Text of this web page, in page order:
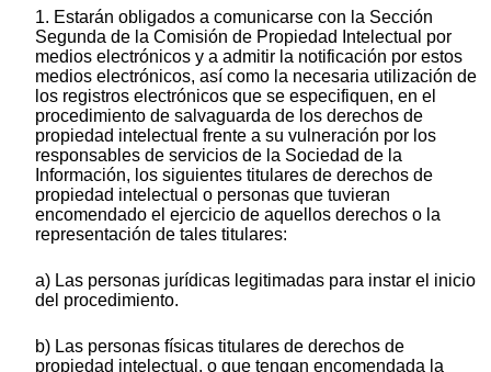
1. Estarán obligados a comunicarse con la Sección
Segunda de la Comisión de Propiedad Intelectual por
medios electrónicos y a admitir la notificación por estos
medios electrónicos, así como la necesaria utilización de
los registros electrónicos que se especifiquen, en el
procedimiento de salvaguarda de los derechos de
propiedad intelectual frente a su vulneración por los
responsables de servicios de la Sociedad de la
Información, los siguientes titulares de derechos de
propiedad intelectual o personas que tuvieran
encomendado el ejercicio de aquellos derechos o la
representación de tales titulares:
a) Las personas jurídicas legitimadas para instar el inicio
del procedimiento.
b) Las personas físicas titulares de derechos de
propiedad intelectual, o que tengan encomendada la